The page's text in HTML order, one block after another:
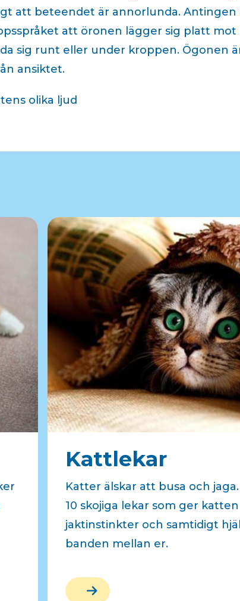
att beteendet är annorlunda. Antingen
att öronen lägger sig platt
sig runt eller under kroppen. Ögonen
ansiktet.
olika ljud
Kattlekar
Katter älskar att busa och
10 skojiga lekar som ger
jaktinstinkter och samtidigt
banden mellan er.